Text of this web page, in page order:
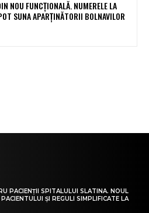
NOU FUNCȚIONALĂ. NUMERELE LA
SUNA APARȚINĂTORII BOLNAVILOR
PACIENȚII SPITALULUI SLATINA. NOUL
ȘI REGULI SIMPLIFICATE LA